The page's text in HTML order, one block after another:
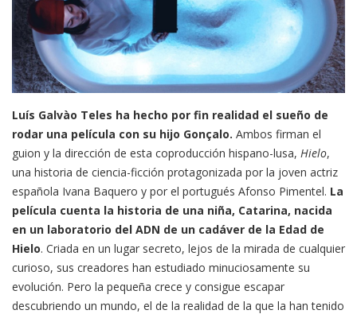
Luís Galvào Teles ha hecho por fin realidad el sueño de
rodar una película con su hijo Gonçalo. Ambos firman el
guion y la dirección de esta coproducción hispano-lusa, Hielo,
una historia de ciencia-ficción protagonizada por la joven actriz
española Ivana Baquero y por el portugués Afonso Pimentel. La
película cuenta la historia de una niña, Catarina, nacida
en un laboratorio del ADN de un cadáver de la Edad de
Hielo. Criada en un lugar secreto, lejos de la mirada de cualquier
curioso, sus creadores han estudiado minuciosamente su
evolución. Pero la pequeña crece y consigue escapar
descubriendo un mundo, el de la realidad de la que la han tenido